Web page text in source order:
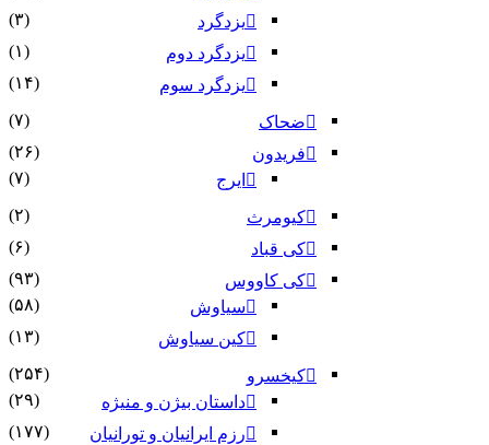
یزدگرد
(۳)
یزدگرد دوم
(۱)
یزدگرد سوم
(۱۴)
ضحاک
(۷)
فریدون
(۲۶)
ایرج
(۷)
کیومرث
(۲)
کی قباد
(۶)
کی کاووس
(۹۳)
سیاوش
(۵۸)
کین سیاوش
(۱۳)
کیخسرو
(۲۵۴)
داستان بیژن و منیژه
(۲۹)
رزم ایرانیان و تورانیان
(۱۷۷)